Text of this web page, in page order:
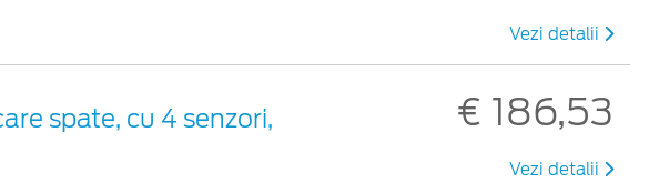
Vezi detalii
spate, cu 4 senzori,
€ 186,53
Vezi detalii